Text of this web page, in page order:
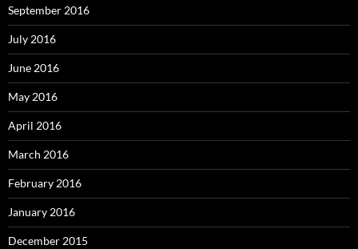
September 2016
July 2016
June 2016
May 2016
April 2016
March 2016
February 2016
January 2016
December 2015